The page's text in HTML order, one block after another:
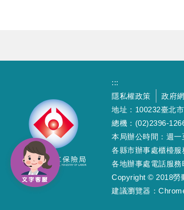
:::
隱私權政策
政府
地址：100232臺北
總機：(02)2396-
本局辦公時間：週
各縣市辦事處櫃檯
各地辦事處電話服
Copyright © 2018勞
建議瀏覽器：